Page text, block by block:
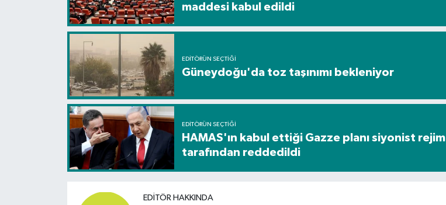
maddesi kabul edildi
EDITÖRÜN SEÇTIĞI
Güneydoğu'da toz taşınımı bekleniyor
EDITÖRÜN SEÇTIĞI
HAMAS'ın kabul ettiği Gazze planı siyonist rejim
tarafından reddedildi
EDITÖR HAKKINDA